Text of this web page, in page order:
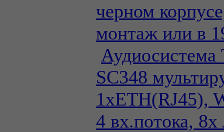
черном
монтаж или в
SС348
1xETH(RJ45),
4 вх.потока,